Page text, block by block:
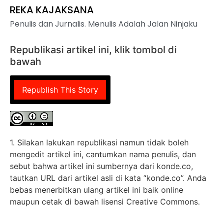
REKA KAJAKSANA
Penulis dan Jurnalis. Menulis Adalah Jalan Ninjaku
Republikasi artikel ini, klik tombol di
bawah
Republish This Story
1. Silakan lakukan republikasi namun tidak boleh
mengedit artikel ini, cantumkan nama penulis, dan
sebut bahwa artikel ini sumbernya dari konde.co,
tautkan URL dari artikel asli di kata “konde.co”. Anda
bebas menerbitkan ulang artikel ini baik online
maupun cetak di bawah lisensi Creative Commons.